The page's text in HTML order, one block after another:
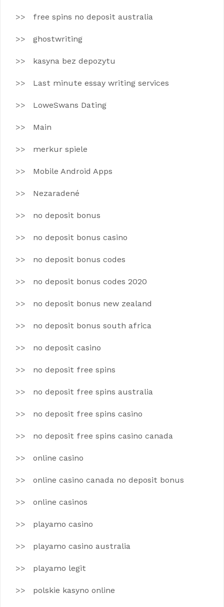
free spins no deposit australia
ghostwriting
kasyna bez depozytu
Last minute essay writing services
LoweSwans Dating
Main
merkur spiele
Mobile Android Apps
Nezaradené
no deposit bonus
no deposit bonus casino
no deposit bonus codes
no deposit bonus codes 2020
no deposit bonus new zealand
no deposit bonus south africa
no deposit casino
no deposit free spins
no deposit free spins australia
no deposit free spins casino
no deposit free spins casino canada
online casino
online casino canada no deposit bonus
online casinos
playamo casino
playamo casino australia
playamo legit
polskie kasyno online